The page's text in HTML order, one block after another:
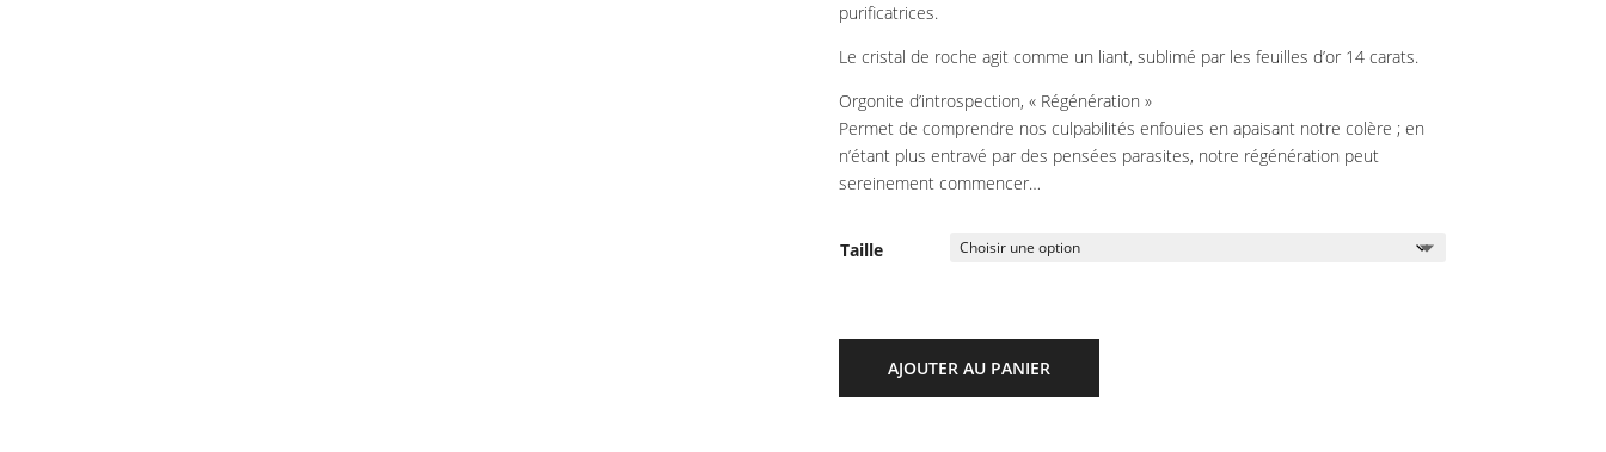
purificatrices.
Le cristal de roche agit comme un liant, sublimé par les feuilles d’or 14 carats.
Orgonite d’introspection, « Régénération »
Permet de comprendre nos culpabilités enfouies en apaisant notre colère ; en
n’étant plus entravé par des pensées parasites, notre régénération peut
sereinement commencer…
Taille
AJOUTER AU PANIER